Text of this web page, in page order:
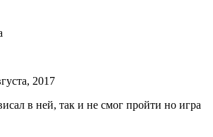
2017
в ней, так и не смог пройти но игра